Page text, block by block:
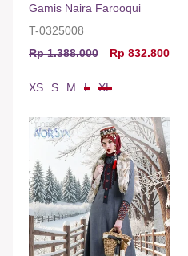
Gamis Naira Farooqui
T-0325008
Rp 1.388.000
Rp 832.800
XS S M L XL